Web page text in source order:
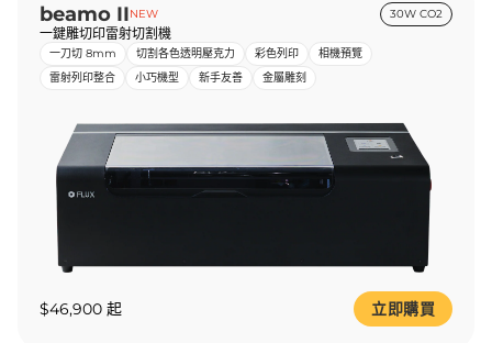
beamo IINEW 30W CO2
一鍵雕切印雷射切割機
一刀切 8mm 切割各色透明壓克力 彩色列印
相機預覽
雷射列印整合
小巧機型 新手友善 金屬雕刻
$46,900 起 立即購買